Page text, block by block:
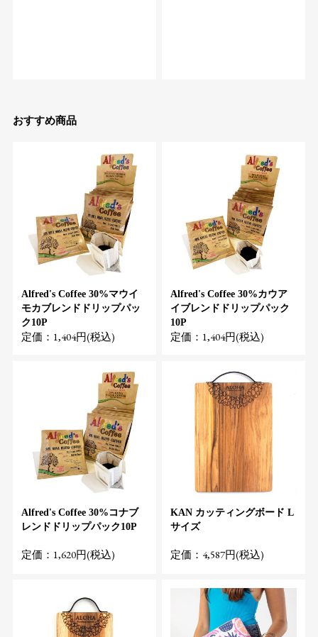
おすすめ商品
Alfred's Coffee 30%マウイ
モカブレンドドリップパッ
ク10P
定価：1,404円(税込)
Alfred's Coffee 30%カウア
イブレンドドリップパック
10P
定価：1,404円(税込)
Alfred's Coffee 30%コナブ
レンドドリップパック10P
定価：1,620円(税込)
KAN カッティングボード L
サイズ
定価：4,587円(税込)